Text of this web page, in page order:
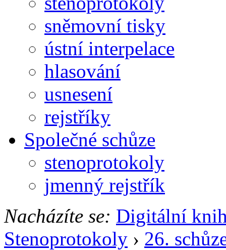
sněmovní tisky
ústní interpelace
hlasování
usnesení
rejstříky
Společné schůze
stenoprotokoly
jmenný rejstřík
Nacházíte se: Digitální
Stenoprotokoly › 26.